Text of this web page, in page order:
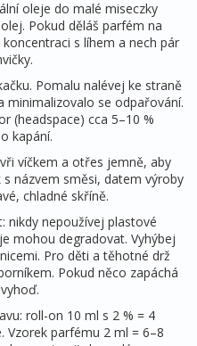
oleje do malé miseczky
Pokud děláš parfém na
s líhem a nech pár
Pomalu nalévej ke straně
minimalizovalo se odpařování.
(headspace) cca 5–10 %
kapání.
víčkem a otřes jemně, aby
názvem směsi, datem výroby
chladné skříně.
nikdy nepoužívej plastové
mohou degradovat. Vyhýbej
Pro děti a těhotné drž
Pokud něco zapáchá
roll-on 10 ml s 2 % = 4
Vzorek parfému 2 ml = 6–8